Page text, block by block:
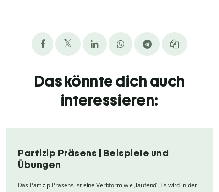
Das könnte dich auch
interessieren:
Partizip Präsens | Beispiele und
Übungen
Das Partizip Präsens ist eine Verbform wie ‚laufend‘. Es wird in der